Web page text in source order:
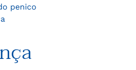
penico